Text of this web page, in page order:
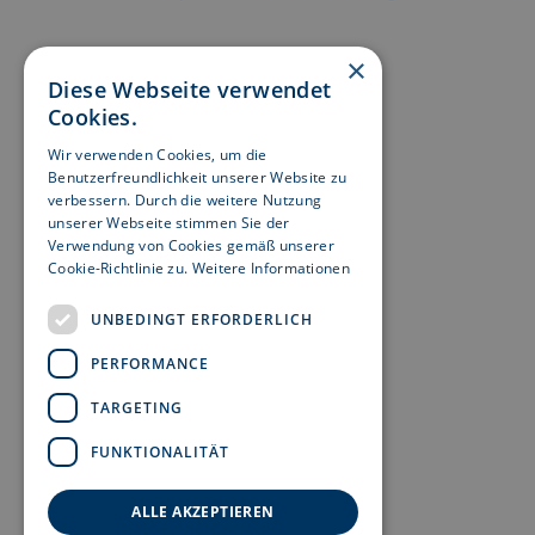
×
Diese Webseite verwendet
Cookies.
Wir verwenden Cookies, um die
Benutzerfreundlichkeit unserer Website zu
verbessern. Durch die weitere Nutzung
unserer Webseite stimmen Sie der
Verwendung von Cookies gemäß unserer
Cookie-Richtlinie zu. Weitere Informationen
UNBEDINGT ERFORDERLICH
PERFORMANCE
TARGETING
FUNKTIONALITÄT
ALLE AKZEPTIEREN